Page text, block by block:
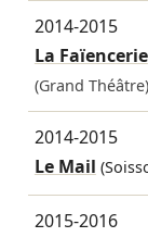
2014-2015
La Faïencerie
(Grand Théâtre)
2014-2015
Le Mail
2015-2016